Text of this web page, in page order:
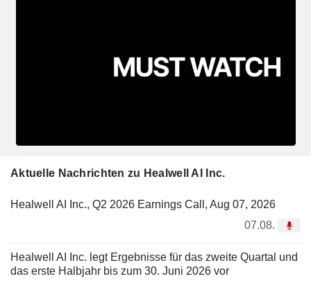
Aktuelle Nachrichten zu Healwell AI Inc.
Healwell AI Inc., Q2 2026 Earnings Call, Aug 07, 2026
07.08.
Healwell AI Inc. legt Ergebnisse für das zweite Quartal und
das erste Halbjahr bis zum 30. Juni 2026 vor